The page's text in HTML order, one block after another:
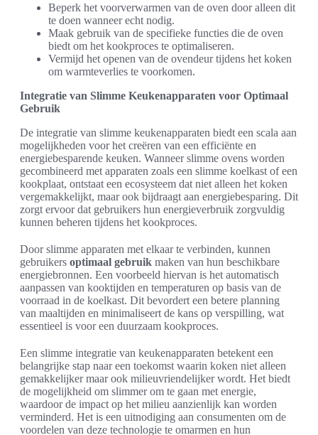
Beperk het voorverwarmen van de oven door alleen dit
te doen wanneer echt nodig.
Maak gebruik van de specifieke functies die de oven
biedt om het kookproces te optimaliseren.
Vermijd het openen van de ovendeur tijdens het koken
om warmteverlies te voorkomen.
Integratie van Slimme Keukenapparaten voor Optimaal
Gebruik
De integratie van slimme keukenapparaten biedt een scala aan
mogelijkheden voor het creëren van een efficiënte en
energiebesparende keuken. Wanneer slimme ovens worden
gecombineerd met apparaten zoals een slimme koelkast of een
kookplaat, ontstaat een ecosysteem dat niet alleen het koken
vergemakkelijkt, maar ook bijdraagt aan energiebesparing. Dit
zorgt ervoor dat gebruikers hun energieverbruik zorgvuldig
kunnen beheren tijdens het kookproces.
Door slimme apparaten met elkaar te verbinden, kunnen
gebruikers optimaal gebruik maken van hun beschikbare
energiebronnen. Een voorbeeld hiervan is het automatisch
aanpassen van kooktijden en temperaturen op basis van de
voorraad in de koelkast. Dit bevordert een betere planning
van maaltijden en minimaliseert de kans op verspilling, wat
essentieel is voor een duurzaam kookproces.
Een slimme integratie van keukenapparaten betekent een
belangrijke stap naar een toekomst waarin koken niet alleen
gemakkelijker maar ook milieuvriendelijker wordt. Het biedt
de mogelijkheid om slimmer om te gaan met energie,
waardoor de impact op het milieu aanzienlijk kan worden
verminderd. Het is een uitnodiging aan consumenten om de
voordelen van deze technologie te omarmen en hun